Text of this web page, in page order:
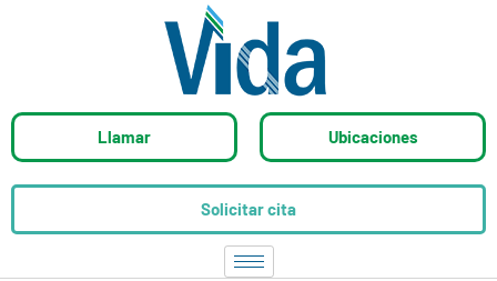
Llamar Ubicaciones
Solicitar cita